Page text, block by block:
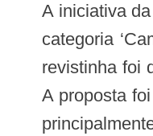
A iniciativa da SES, que tem o roteiro do jornalista Ewertton Nunes e a concepção visual do designer Ruan Góis, foi finalista na
categoria
revistinha foi
A proposta